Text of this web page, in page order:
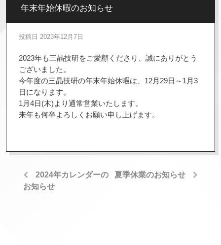
年末年始休暇のお知らせ
投稿日 2023年12月7日
2023年も三晶技研をご愛顧くださり、誠にありがとう
ございました。
今年度の三晶技研の年末年始休暇は、12月29日～1月3
日になります。
1月4日(木)より通常営業いたします。
来年も何卒よろしくお願い申し上げます。
2024年カレンダーの
お知らせ
夏季休業のお知らせ